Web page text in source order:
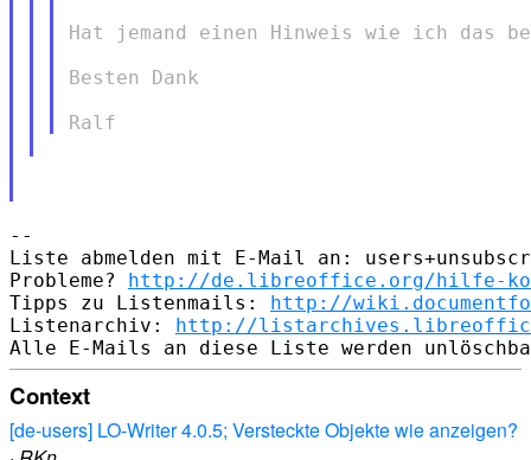
Hat jemand einen Hinweis wie ich das
Besten Dank
--
Liste abmelden mit E-Mail an:
Probleme? http://de.libreoffice.org/hilfe-
Tipps zu Listenmails: http://
Listenarchiv: http://
Context
[de-users] LO-Writer 4.0.5; Versteckte Objekte wie anzeigen?